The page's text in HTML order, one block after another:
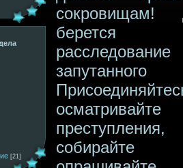
[21]
сокровищам!
преступления,
собирайте